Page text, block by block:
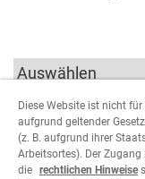
Um fortfahren zu
Benutzers
werden.
Diese Website ist nicht
aufgrund geltender
(z. B. aufgrund ihrer
Arbeitsortes). Der
die rechtlichen Hinweise